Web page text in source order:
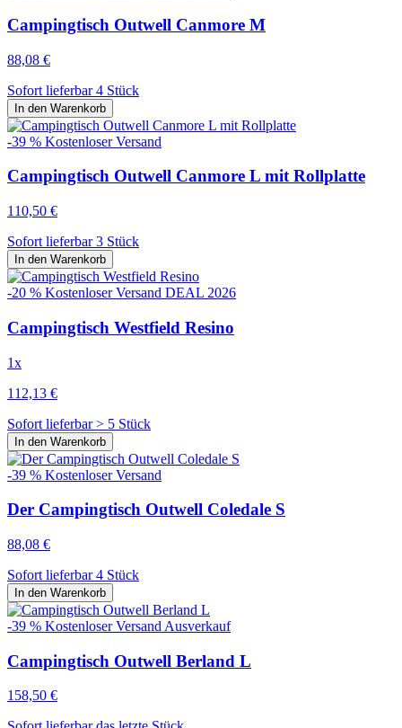
Campingtisch Outwell Canmore M
88,08 €
Sofort lieferbar 4 Stück
In den Warenkorb
-39 % Kostenloser Versand
Campingtisch Outwell Canmore L mit Rollplatte
110,50 €
Sofort lieferbar 3 Stück
In den Warenkorb
-20 % Kostenloser Versand DEAL 2026
Campingtisch Westfield Resino
1x
112,13 €
Sofort lieferbar > 5 Stück
In den Warenkorb
-39 % Kostenloser Versand
Der Campingtisch Outwell Coledale S
88,08 €
Sofort lieferbar 4 Stück
In den Warenkorb
-39 % Kostenloser Versand Ausverkauf
Campingtisch Outwell Berland L
158,50 €